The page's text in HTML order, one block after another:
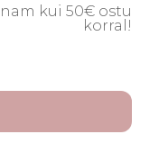
kui 50€ ostu
korral!